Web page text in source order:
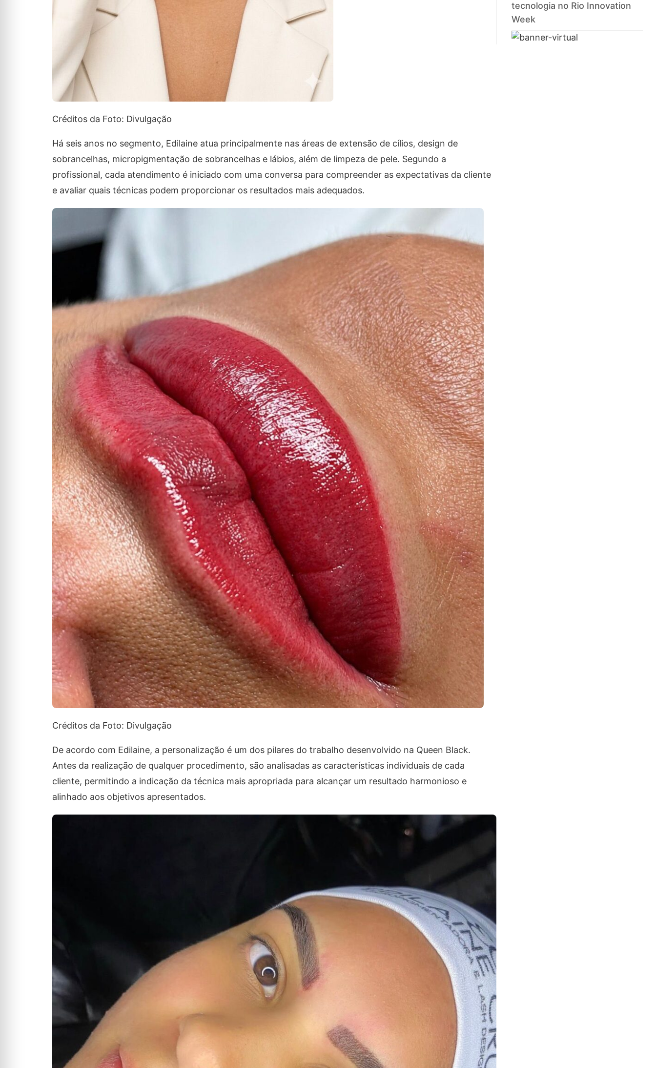
Créditos da Foto: Divulgação
Há seis anos no segmento, Edilaine atua principalmente nas áreas de extensão de cílios, design de
sobrancelhas, micropigmentação de sobrancelhas e lábios, além de limpeza de pele. Segundo a
profissional, cada atendimento é iniciado com uma conversa para compreender as expectativas da cliente
e avaliar quais técnicas podem proporcionar os resultados mais adequados.
Créditos da Foto: Divulgação
De acordo com Edilaine, a personalização é um dos pilares do trabalho desenvolvido na Queen Black.
Antes da realização de qualquer procedimento, são analisadas as características individuais de cada
cliente, permitindo a indicação da técnica mais apropriada para alcançar um resultado harmonioso e
alinhado aos objetivos apresentados.
tecnologia no Rio Innovation
Week